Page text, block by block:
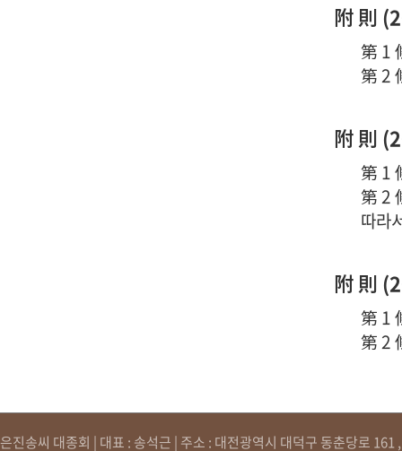
附 則
第 1
第 2
附 則
第 1
第 2
따라
附 則
第 1
第 2
은진송씨 대종회 | 대표 : 송석근 | 주소 : 대전광역시 대덕구 동춘당로